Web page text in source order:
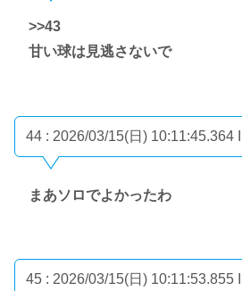
>>43
甘い球は見逃さないで
44 : 2026/03/15(日) 10:11:45.364
まあソロでよかったわ
45 : 2026/03/15(日) 10:11:53.855